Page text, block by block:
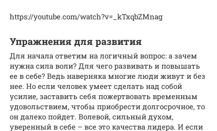
https://youtube.com/watch?v=_kTxqbZMnag
Упражнения для развития
Для начала ответим на логичный вопрос: а зачем
нужна сила воли? Для чего развивать и повышать
ее в себе? Ведь наверняка многие люди живут и без
нее. Но если человек умеет сделать над собой
усилие, заставить себя пожертвовать временным
удовольствием, чтобы приобрести долгосрочное, то
он далеко пойдет. Волевой, сильный духом,
уверенный в себе – все это качества лидера. И если